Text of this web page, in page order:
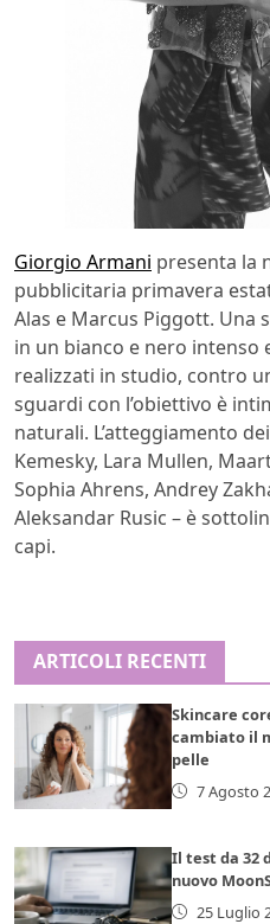
Giorgio Armani presenta la
pubblicitaria primavera
Alas e Marcus Piggott. Una
in un bianco e nero intenso
realizzati in studio, contro
sguardi con l’obiettivo è
naturali. L’atteggiamento
Kemesky, Lara Mullen,
Sophia Ahrens, Andrey
Aleksandar Rusic – è
capi.
ARTICOLI RECENTI
Skincare
cambiato il
pelle
7 Agosto
Il test da 32
nuovo
25 Luglio